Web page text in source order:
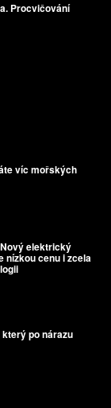
Procvičování
víc mořských
elektrický
nízkou cenu i zcela
po nárazu